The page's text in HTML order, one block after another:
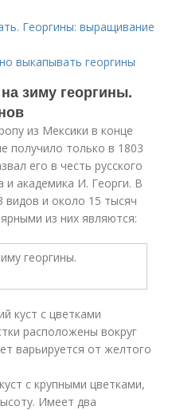
Георгины: выращивание
выкапывать георгины
зиму георгины.
из Мексики в конце
получило только в 1803
его в честь русского
и академика И. Георги. В
видов и около 15 тысяч
из них являются:
куст с цветками
расположены вокруг
варьируется от желтого
с крупными цветками,
Имеет два